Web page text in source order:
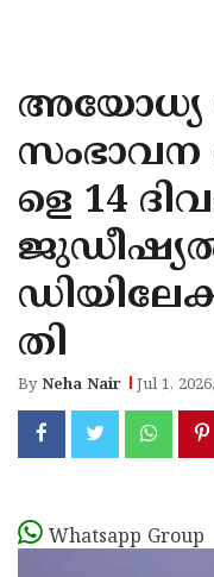
KANNUR
KASARAGOD
അയോധ്യ
സംഭാവന
ളെ 14
ജുഡീഷ്യൽ
തി
ByNeha Nair Jul 1,
Whatsapp Group